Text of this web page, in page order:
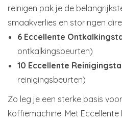
reinigen pak je de
smaakverlies en storingen
6 Eccellente
ontkalkingsbeurten)
10 Eccellente
reinigingsbeurten)
Zo leg je een sterke basis
koffiemachine. Met